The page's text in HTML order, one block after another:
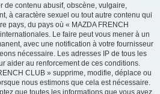
de contenu abusif, obscène, vulgaire,
à caractère sexuel ou tout autre contenu qui
pays, du pays où « MAZDA FRENCH
Le faire peut vous mener à un
avec une notification à votre fournisseur
nécessaire. Les adresses IP de tous les
aider au renforcement de ces conditions.
CLUB » supprime, modifie, déplace ou
nous estimons que cela est nécessaire.
que toutes les informations que vous avez